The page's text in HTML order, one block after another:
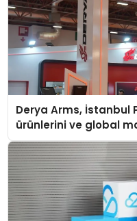
Derya Arms, İstanbul
ürünlerini ve global